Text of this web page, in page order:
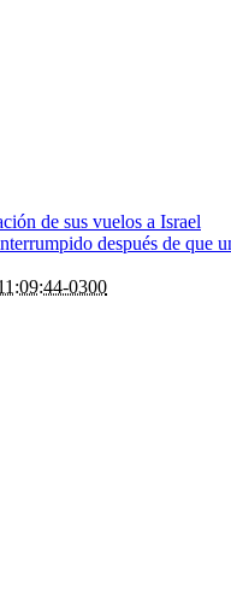
de sus vuelos a Israel
después de que
0300